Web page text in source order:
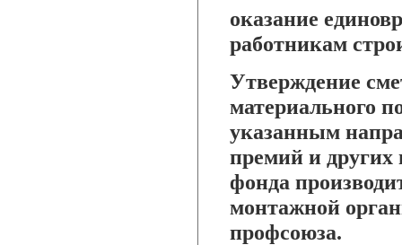
оказание
работникам
Утверждение
материального
указанным
премий и других
фонда
монтажной
профсоюза.